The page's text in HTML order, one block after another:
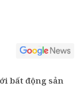
bất động sản